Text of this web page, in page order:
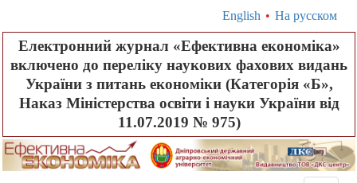
English • На русском
Електронний журнал «Ефективна економіка»
включено до переліку наукових фахових видань
України з питань економіки (Категорія «Б»,
Наказ Міністерства освіти і науки України від
11.07.2019 № 975)